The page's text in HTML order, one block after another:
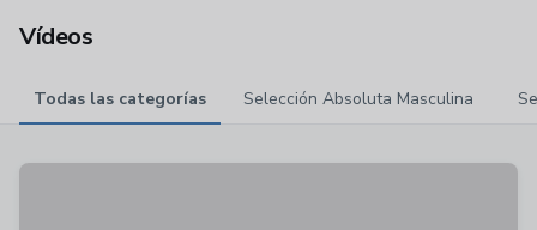
Vídeos
Todas las categorías Selección Absoluta Masculina